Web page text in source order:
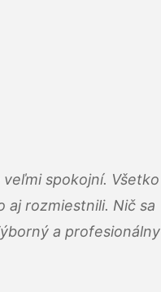
spokojní. Všetko
aj rozmiestnili. Nič sa
a profesionálny